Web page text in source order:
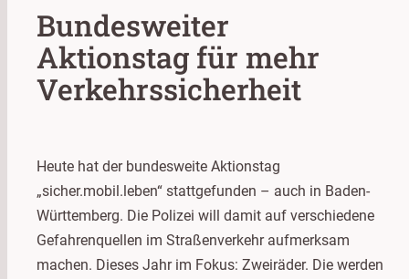
Bundesweiter
Aktionstag für mehr
Verkehrssicherheit
Heute hat der bundesweite Aktionstag
„sicher.mobil.leben“ stattgefunden – auch in Baden-
Württemberg. Die Polizei will damit auf verschiedene
Gefahrenquellen im Straßenverkehr aufmerksam
machen. Dieses Jahr im Fokus: Zweiräder. Die werden